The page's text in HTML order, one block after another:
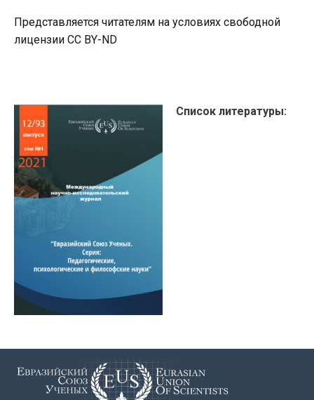
Представляется читателям на условиях свободной
лицензии CC BY-ND
Список литературы: